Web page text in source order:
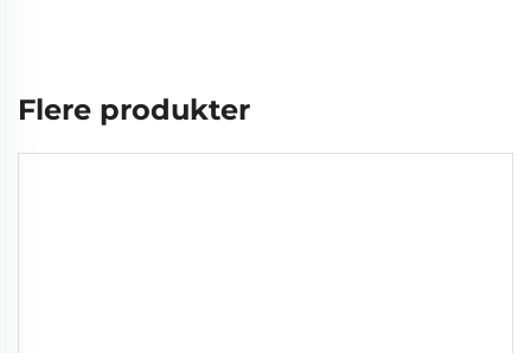
Flere produkter